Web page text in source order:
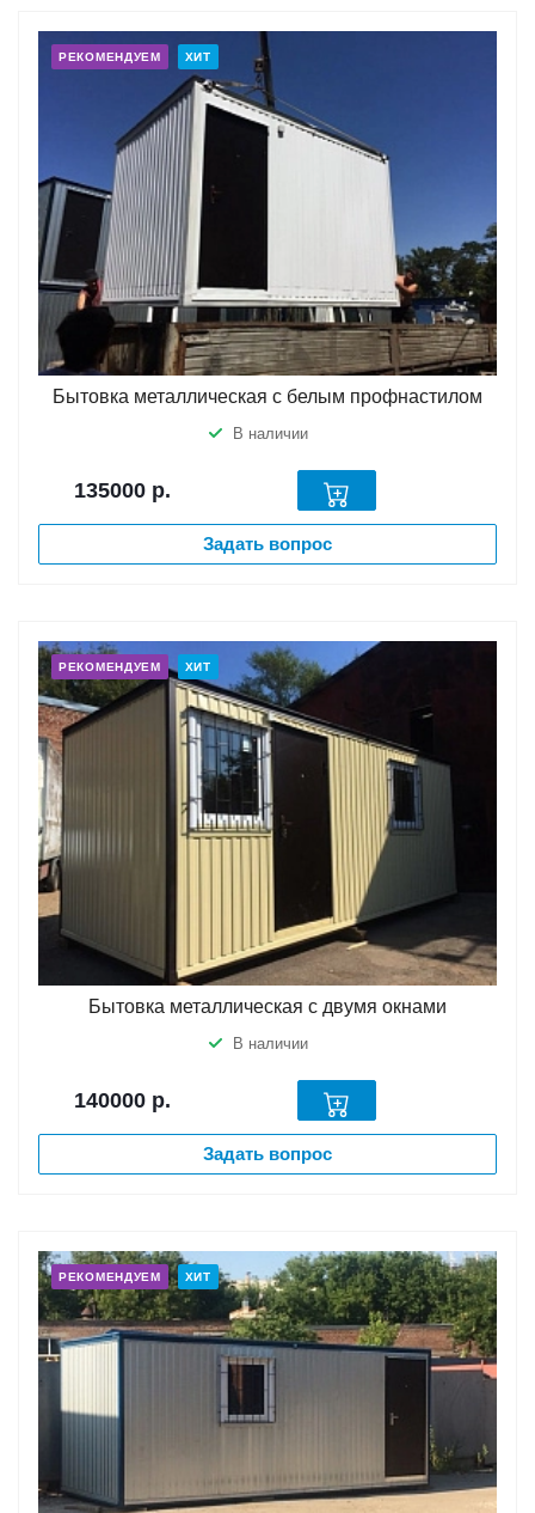
РЕКОМЕНДУЕМ ХИТ
Бытовка металлическая с белым профнастилом
В наличии
135000 р.
Задать вопрос
РЕКОМЕНДУЕМ ХИТ
Бытовка металлическая с двумя окнами
В наличии
140000 р.
Задать вопрос
РЕКОМЕНДУЕМ ХИТ